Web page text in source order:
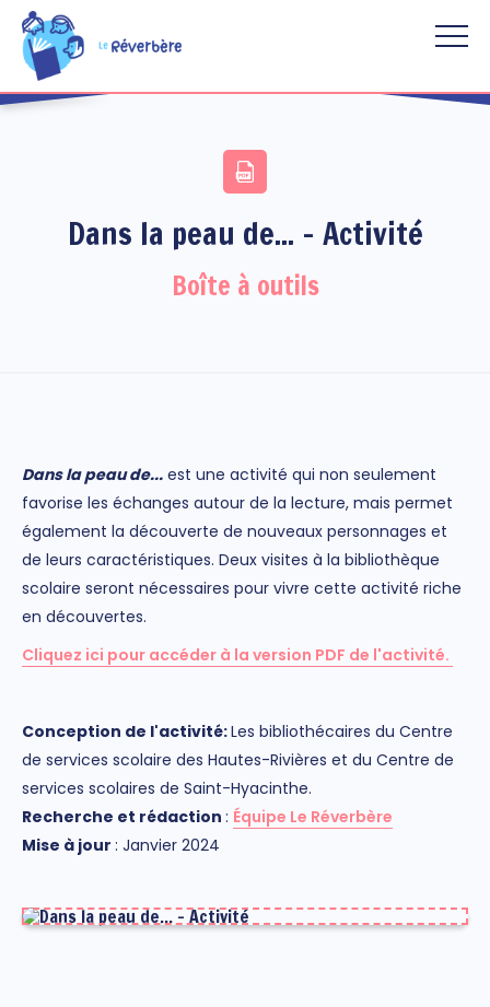
Aller au contenu principal
Dans la peau de... - Activité
Boîte à outils
Dans la peau de... est une activité qui non seulement
favorise les échanges autour de la lecture, mais permet
également la découverte de nouveaux personnages et
de leurs caractéristiques. Deux visites à la bibliothèque
scolaire seront nécessaires pour vivre cette activité riche
en découvertes.
Cliquez ici pour accéder à la version PDF de l'activité.
Conception de l'activité:Les bibliothécaires du Centre
de services scolaire des Hautes-Rivières et du Centre de
services scolaires de Saint-Hyacinthe.
Recherche et rédaction : Équipe Le Réverbère
Mise à jour : Janvier 2024